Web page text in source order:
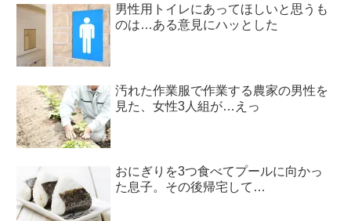
男性用トイレにあってほしいと思うも
のは…ある意見にハッとした
汚れた作業服で作業する農家の男性を
見た、女性3人組が…えっ
おにぎりを3つ食べてプールに向かっ
た息子。その後帰宅して…